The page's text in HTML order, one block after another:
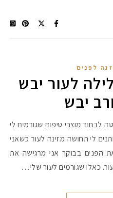
לפנים
לעור יבש
יבש
לי תחושה מזינה לעור כשאני
הפנים בבוקר אני מרגישה את
כאלו שגורמים לעור שלי…